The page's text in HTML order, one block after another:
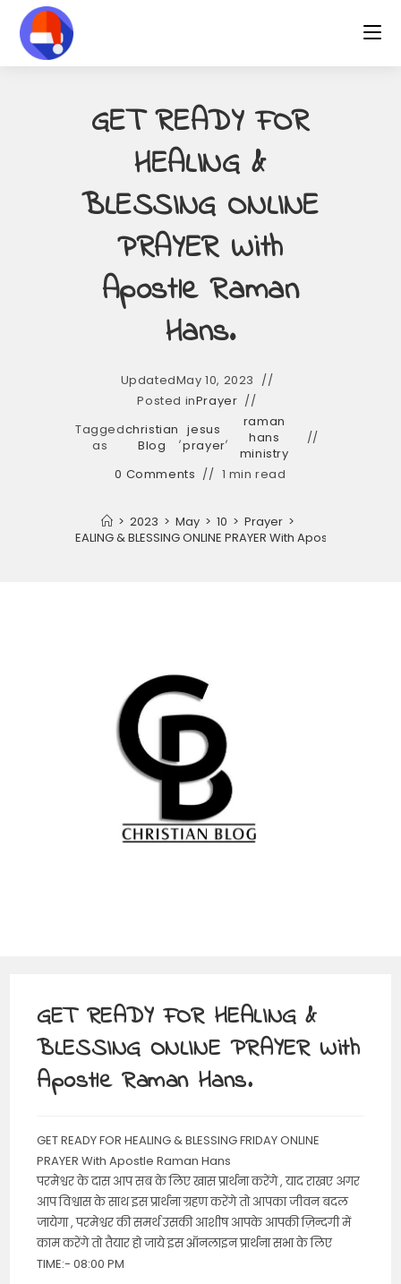
content
GET READY FOR
HEALING &
BLESSING ONLINE
PRAYER With
Apostle Raman
Hans.
UpdatedMay 10, 2023
Posted inPrayer
Tagged
as
christian
Blog
, jesus
prayer,
raman
hans
ministry
0 Comments
1 min read
> 2023 > May > 10 > Prayer >
READY FOR HEALING & BLESSING ONLINE PRAYER With Apostle Raman
GET READY FOR HEALING &
BLESSING ONLINE PRAYER With
Apostle Raman Hans.
GET READY FOR HEALING & BLESSING FRIDAY ONLINE
PRAYER With Apostle Raman Hans
परमेश्वर के दास आप सब के लिए खास प्रार्थना करेंगे , याद राखए अगर
आप विश्वास के साथ इस प्रार्थना ग्रहण करेंगे तो आपका जीवन बदल
जायेगा , परमेश्वर की समर्थ उसकी आशीष आपके आपकी ज़िन्दगी में
काम करेंगे तो तैयार हो जाये इस ऑनलाइन प्रार्थना सभा के लिए
TIME:- 08:00 PM